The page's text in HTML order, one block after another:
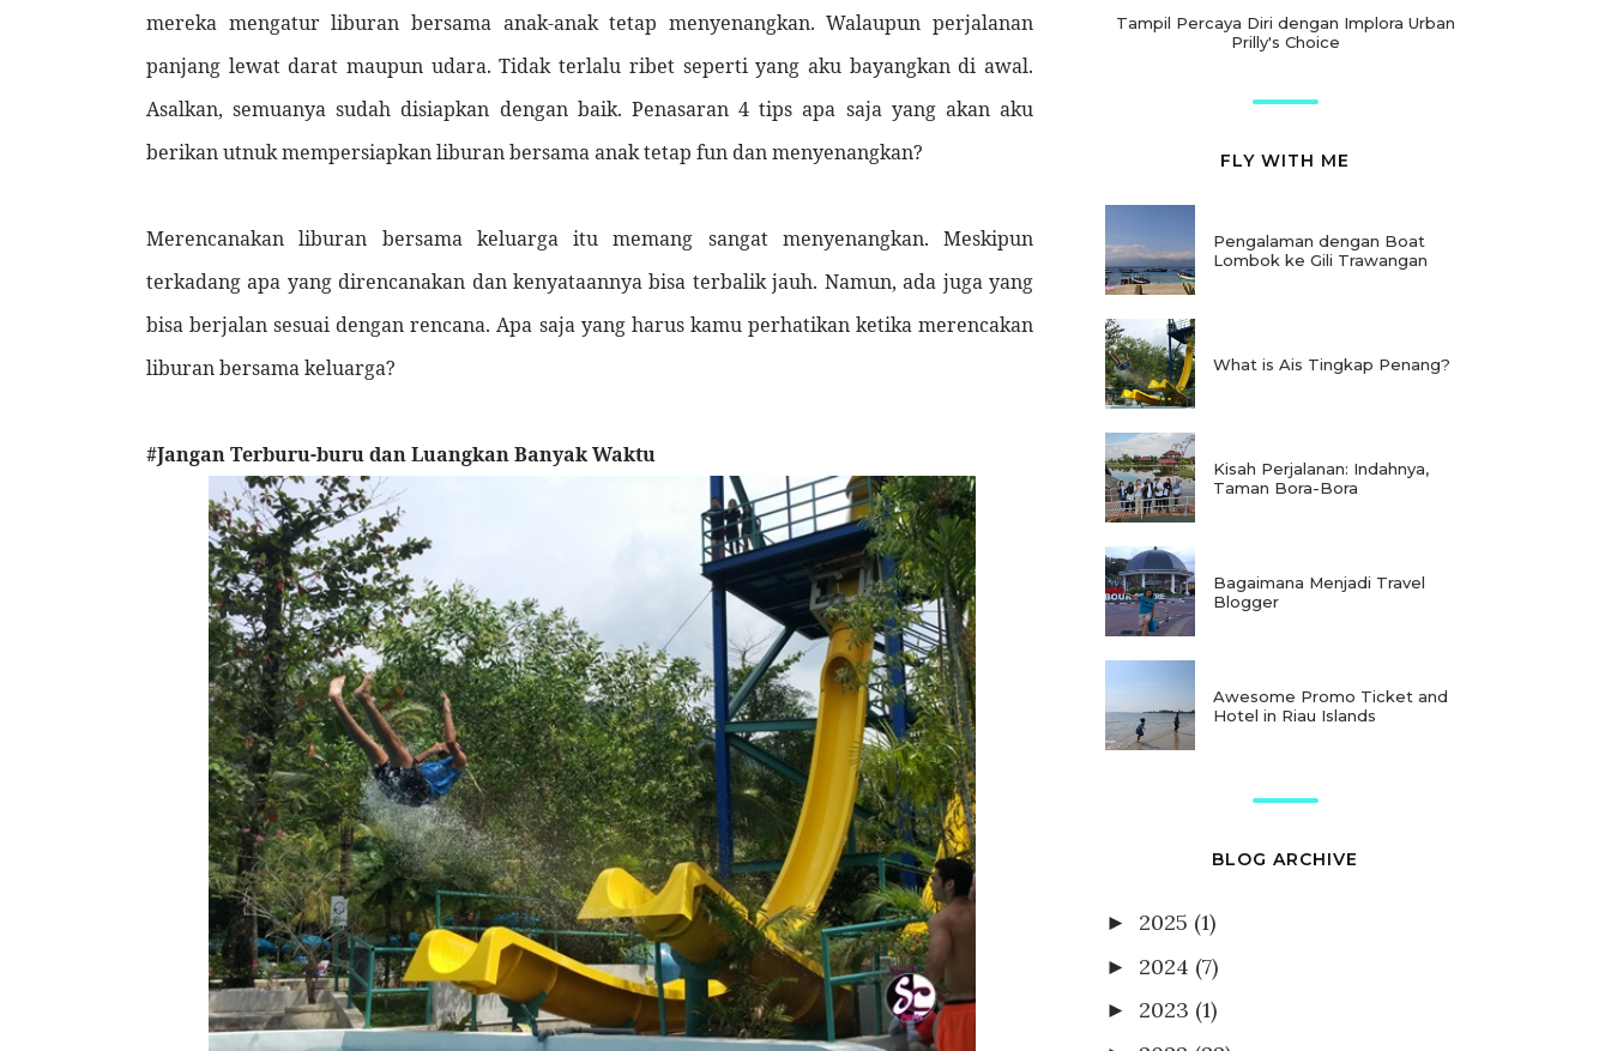
mereka mengatur liburan bersama anak-anak tetap menyenangkan. Walaupun perjalanan
panjang lewat darat maupun udara. Tidak terlalu ribet seperti yang aku bayangkan di awal.
Asalkan, semuanya sudah disiapkan dengan baik. Penasaran 4 tips apa saja yang akan aku
berikan utnuk mempersiapkan liburan bersama anak tetap fun dan menyenangkan?
Merencanakan liburan bersama keluarga itu memang sangat menyenangkan. Meskipun
terkadang apa yang direncanakan dan kenyataannya bisa terbalik jauh. Namun, ada juga yang
bisa berjalan sesuai dengan rencana. Apa saja yang harus kamu perhatikan ketika merencakan
liburan bersama keluarga?
#Jangan Terburu-buru dan Luangkan Banyak Waktu
Tampil Percaya Diri dengan Implora Urban
Prilly's Choice
FLY WITH ME
Pengalaman dengan Boat
Lombok ke Gili Trawangan
What is Ais Tingkap Penang?
Kisah Perjalanan: Indahnya,
Taman Bora-Bora
Bagaimana Menjadi Travel
Blogger
Awesome Promo Ticket and
Hotel in Riau Islands
BLOG ARCHIVE
► 2025 (1)
► 2024 (7)
► 2023 (1)